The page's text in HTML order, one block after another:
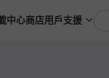
中心商店用戶支援